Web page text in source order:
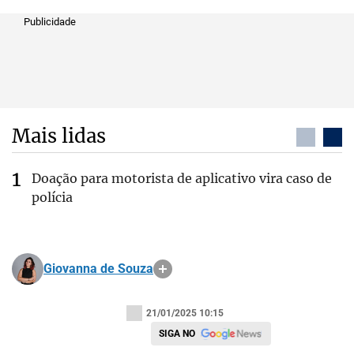
Publicidade
Mais lidas
Doação para motorista de aplicativo vira caso de
polícia
Giovanna de Souza
21/01/2025 10:15
SIGA NO